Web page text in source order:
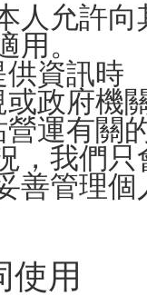
人允許
用。
供資訊時
或政府機
營運有
，我們
善管理個
使用